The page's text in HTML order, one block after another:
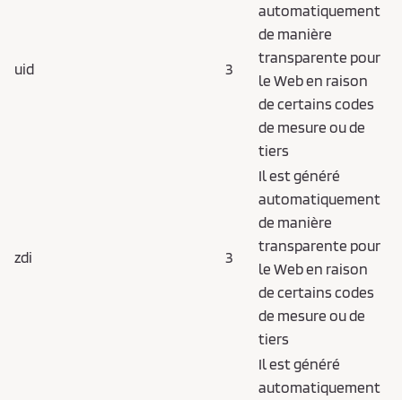
uid 3
automatiquement
de manière
transparente pour
le Web en raison
de certains codes
de mesure ou de
tiers
zdi 3
Il est généré
automatiquement
de manière
transparente pour
le Web en raison
de certains codes
de mesure ou de
tiers
Il est généré
automatiquement